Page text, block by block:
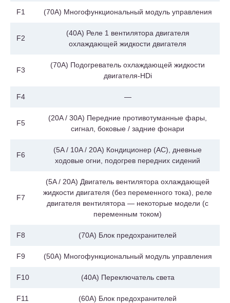
F1 (70A) Многофункциональный модуль управления
F2
(40A) Реле 1 вентилятора двигателя
охлаждающей жидкости двигателя
F3
(70A) Подогреватель охлаждающей жидкости
двигателя-HDi
F4 —
F5
(20A / 30A) Передние противотуманные фары,
сигнал, боковые / задние фонари
F6
(5A / 10A / 20A) Кондиционер (AC), дневные
ходовые огни, подогрев передних сидений
F7
(5A / 20A) Двигатель вентилятора охлаждающей
жидкости двигателя (без переменного тока), реле
двигателя вентилятора — некоторые модели (с
переменным током)
F8 (70A) Блок предохранителей
F9 (50A) Многофункциональный модуль управления
F10 (40A) Переключатель света
F11 (60A) Блок предохранителей